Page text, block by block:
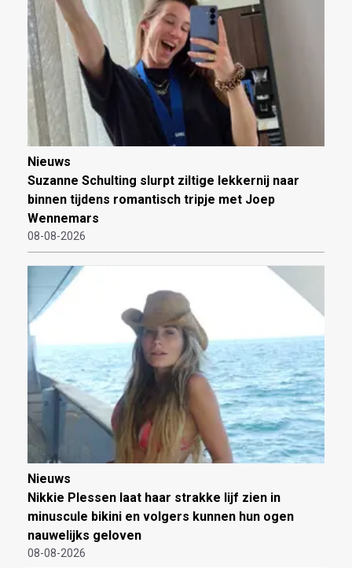
Nieuws
Suzanne Schulting slurpt ziltige lekkernij naar
binnen tijdens romantisch tripje met Joep
Wennemars
08-08-2026
Nieuws
Nikkie Plessen laat haar strakke lijf zien in
minuscule bikini en volgers kunnen hun ogen
nauwelijks geloven
08-08-2026